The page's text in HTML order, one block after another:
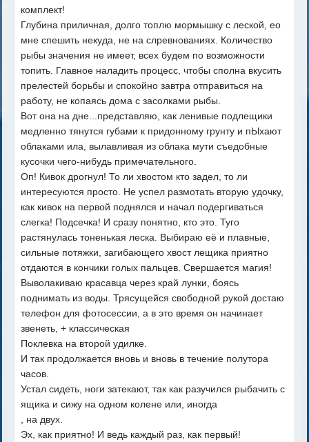
комплект!
Глубина приличная, долго топлю мормышку с леской, ео
мне спешить некуда, не на слревнованиях. Количество
рыбы значения не имеет, всех будем по возможности
топить. Главное наладить процесс, чтобы сполна вкусить
прелестей борьбы и спокойно завтра отправиться на
работу, не копаясь дома с засолками рыбы.
Вот она на дне...представляю, как ленивые подлещики
медленно тянутся губами к придонному грунту и пЫхают
облаками ила, вылавливая из облака мути съедобные
кусочки чего-нибудь примечательного.
Оп! Кивок дрогнул! То ли хвостом кто задел, то ли
интересуются просто. Не успел размотать вторую удочку,
как кивок на первой поднялся и начал подергиваться
слегка! Подсечка! И сразу понятно, кто это. Туго
растянулась тоненькая леска. Выбираю её и плавные,
сильные потяжки, загибающего хвост лещика приятно
отдаются в кончики голых пальцев. Свершается магия!
Выволакиваю красавца через край лунки, боясь
поднимать из воды. Трясущейся свободной рукой достаю
телефон для фотосессии, а в это время он начинает
звенеть, + классическая
Поклевка на второй удилке.
И так продолжается вновь и вновь в течение полутора
часов.
Устал сидеть, ноги затекают, так как разучился рыбачить с
ящика и сижу на одном колене или, иногда
, на двух.
Эх, как приятно! И ведь каждый раз, как первый!